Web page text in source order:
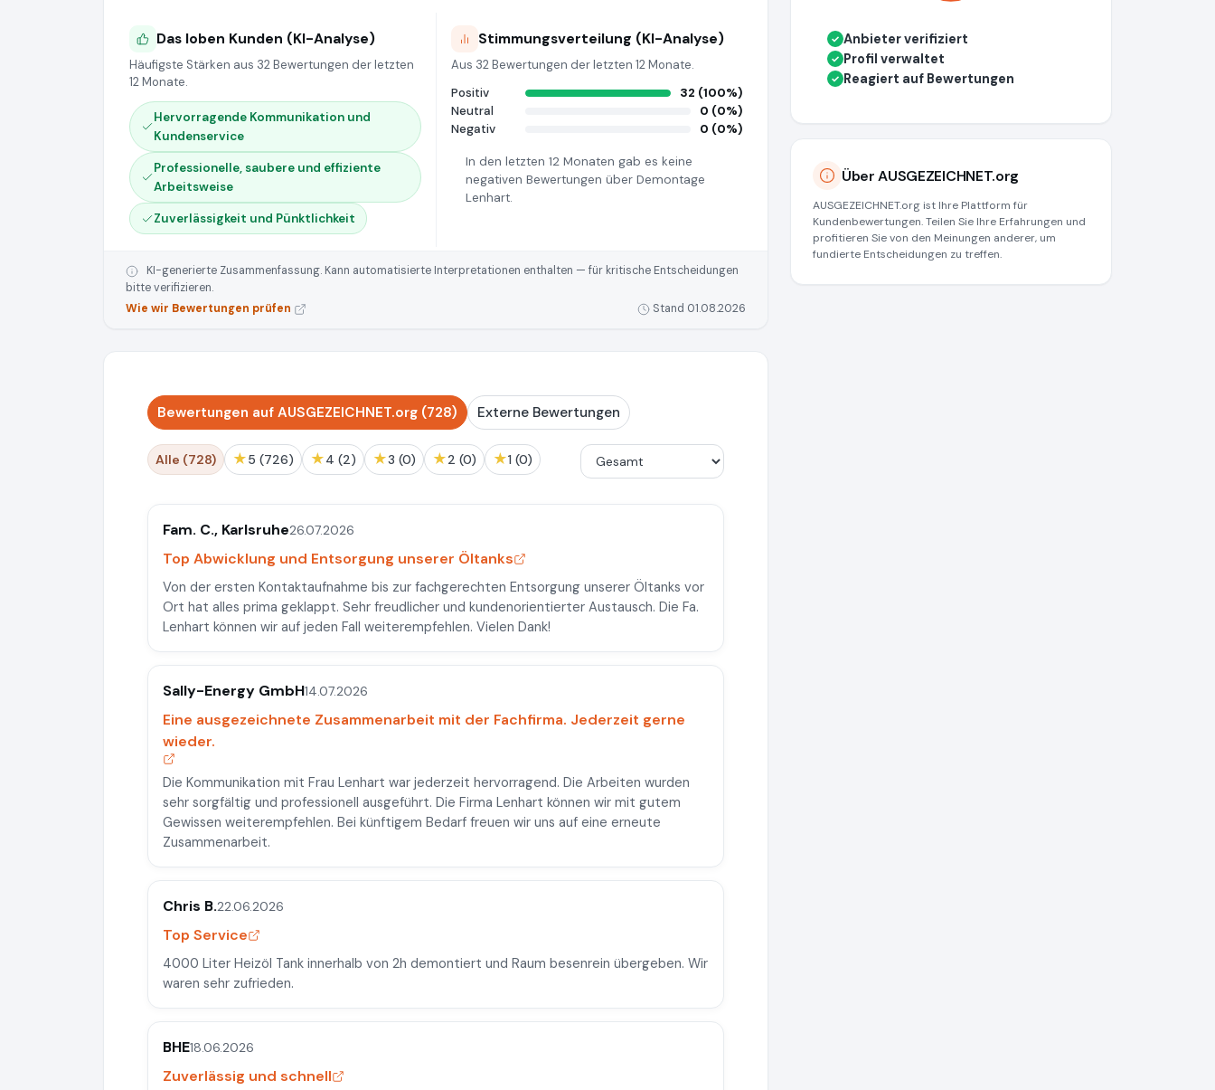
Das loben Kunden (KI-Analyse)
Häufigste Stärken aus 32 Bewertungen der letzten
12 Monate.
Hervorragende Kommunikation und
Kundenservice
Professionelle, saubere und effiziente
Arbeitsweise
Zuverlässigkeit und Pünktlichkeit
Stimmungsverteilung (KI-Analyse)
Aus 32 Bewertungen der letzten 12 Monate.
Positiv
32 (100%)
Neutral
0 (0%)
Negativ
0 (0%)
In den letzten 12 Monaten gab es keine
negativen Bewertungen über Demontage
Lenhart.
KI-generierte Zusammenfassung. Kann automatisierte Interpretationen enthalten — für kritische Entscheidungen
bitte verifizieren.
Wie wir Bewertungen prüfen
Stand 01.08.2026
Bewertungen auf AUSGEZEICHNET.org (728) Externe Bewertungen
Alle (728) ★ 5 (726) ★ 4 (2) ★ 3 (0) ★ 2 (0) ★ 1 (0)
Fam. C., Karlsruhe26.07.2026
Top Abwicklung und Entsorgung unserer Öltanks
Von der ersten Kontaktaufnahme bis zur fachgerechten Entsorgung unserer Öltanks vor
Ort hat alles prima geklappt. Sehr freudlicher und kundenorientierter Austausch. Die Fa.
Lenhart können wir auf jeden Fall weiterempfehlen. Vielen Dank!
Sally-Energy GmbH14.07.2026
Eine ausgezeichnete Zusammenarbeit mit der Fachfirma. Jederzeit gerne
wieder.
Die Kommunikation mit Frau Lenhart war jederzeit hervorragend. Die Arbeiten wurden
sehr sorgfältig und professionell ausgeführt. Die Firma Lenhart können wir mit gutem
Gewissen weiterempfehlen. Bei künftigem Bedarf freuen wir uns auf eine erneute
Zusammenarbeit.
Chris B.22.06.2026
Top Service
4000 Liter Heizöl Tank innerhalb von 2h demontiert und Raum besenrein übergeben. Wir
waren sehr zufrieden.
BHE18.06.2026
Zuverlässig und schnell
✓ Anbieter verifiziert
✓ Profil verwaltet
✓ Reagiert auf Bewertungen
Über AUSGEZEICHNET.org
AUSGEZEICHNET.org ist Ihre Plattform für
Kundenbewertungen. Teilen Sie Ihre Erfahrungen und
profitieren Sie von den Meinungen anderer, um
fundierte Entscheidungen zu treffen.